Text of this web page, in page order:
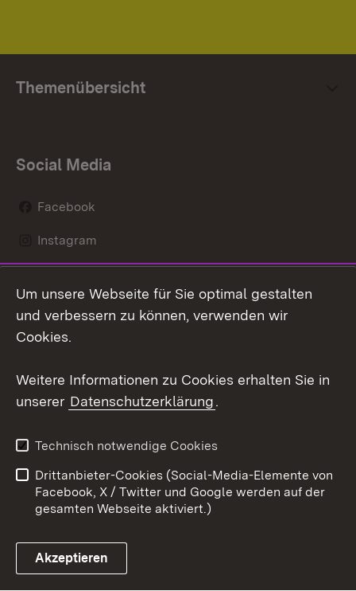
Themenübersicht
Social Media
Facebook
Instagram
Mastodon
Youtube
Link zum Landesportal
Kontakt
Datenschutz
Barrierefreiheit
Impressum Cookies
Um unsere Webseite für Sie optimal gestalten
und verbessern zu können, verwenden wir
Cookies.
Weitere Informationen zu Cookies erhalten Sie in
unserer Datenschutzerklärung.
Technisch notwendige Cookies
Drittanbieter-Cookies (Social-Media-Elemente von
Facebook, X / Twitter und Google werden auf der
gesamten Webseite aktiviert.)
Akzeptieren